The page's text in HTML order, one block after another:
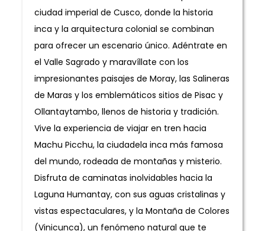
ciudad imperial de Cusco, donde la historia
inca y la arquitectura colonial se combinan
para ofrecer un escenario único. Adéntrate en
el Valle Sagrado y maravíllate con los
impresionantes paisajes de Moray, las Salineras
de Maras y los emblemáticos sitios de Pisac y
Ollantaytambo, llenos de historia y tradición.
Vive la experiencia de viajar en tren hacia
Machu Picchu, la ciudadela inca más famosa
del mundo, rodeada de montañas y misterio.
Disfruta de caminatas inolvidables hacia la
Laguna Humantay, con sus aguas cristalinas y
vistas espectaculares, y la Montaña de Colores
(Vinicunca), un fenómeno natural que te